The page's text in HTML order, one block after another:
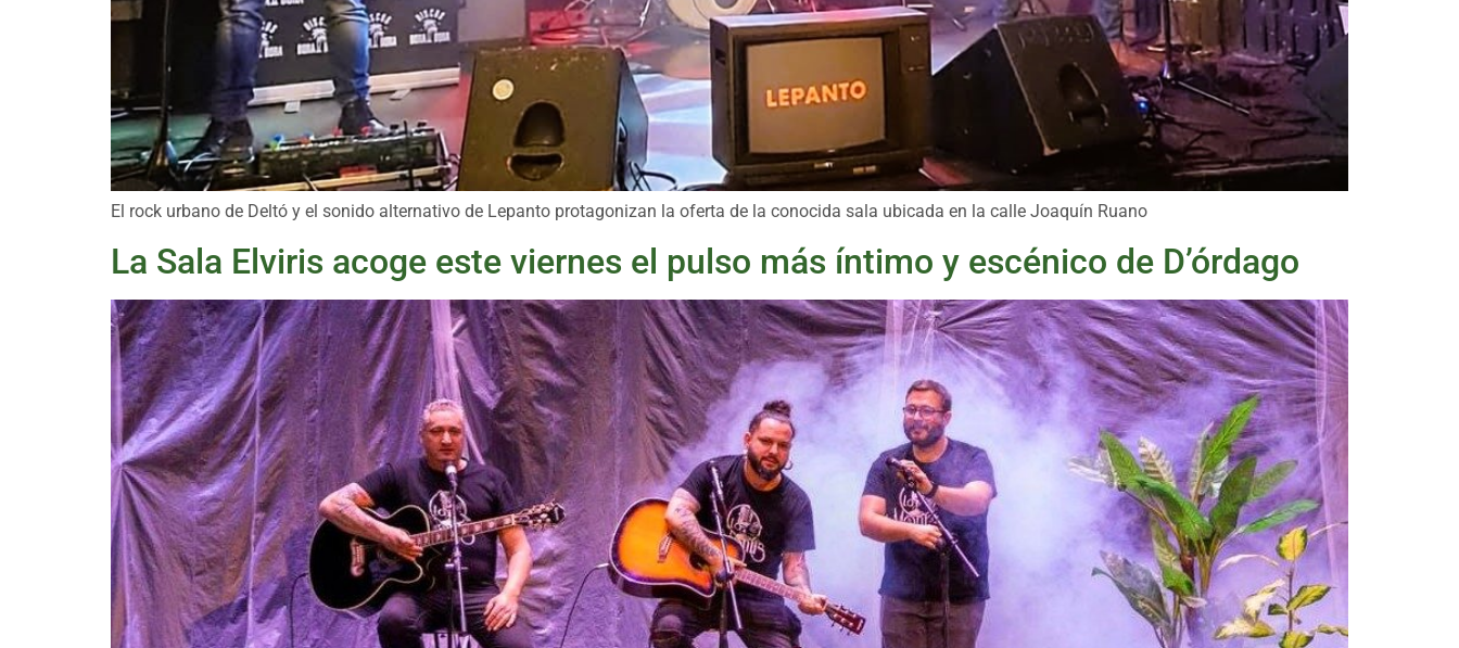
El rock urbano de Deltó y el sonido alternativo de Lepanto protagonizan la oferta de la conocida sala ubicada en la calle Joaquín Ruano
La Sala Elviris acoge este viernes el pulso más íntimo y escénico de D’órdago